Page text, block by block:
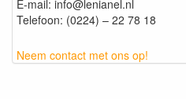
E-mail: info@lenianel.nl
Telefoon: (0224) – 22 78 18
Neem contact met ons op!